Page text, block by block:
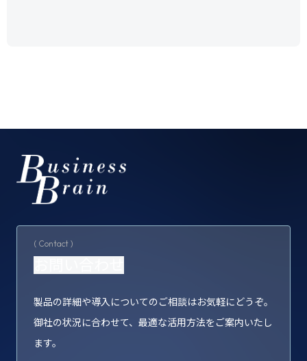
( Contact )
製品の詳細や導入についてのご相談はお気軽にどうぞ。
御社の状況に合わせて、最適な活用方法をご案内いたし
ます。